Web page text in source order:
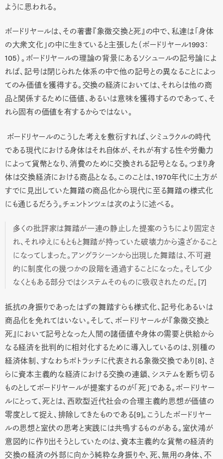
ように思われる。
ボードリヤールは、その著書『象徴交換と死』の中で、私達は「身体
の大衆文化」の中に生きていると主張した（ボードリヤール1993：
105）。ボードリヤールの理論の背景にあるソシュールの記号論によ
れば、記号は閉じられた体系の中で他の記号との異なることによっ
てのみ価値を獲得する。交換の経済においては、それらは他の商
品と関係するために価値、あるいは意味を獲得するのであって、そ
れら固有の価値を有するからではない。
ボードリヤールのこうした考えを敷衍すれば、シミュラクルの時代
である現代における身体はそれ自体が、それが有する性や労働力
によって貨幣となり、消費のために交換される記号となる。つまり身
体は交換経済における商品となる。このことは、1970年代に土方が
すでに見出していた舞踏の商品化から現代に至る舞踏の様式化
にも通じるだろう。チェントンツェは次のように述べる。
多くの批評家は舞踏が一連の静止した提案のうちにより固定さ
れ、それゆえにもともと舞踏が持っていた破壊力から遠ざかること
になってしまった。アングラシーンから出現した舞踏は、不可避
的に制度化の幾つかの段階を通過することになった。そして少
なくともある部分ではシステムそのものに吸収されたのだ。[7]
抵抗の身振りであったはずの舞踏すらも様式化、記号化あるいは
商品化を免れてはいない。そして、ボードリヤールが『象徴交換と
死』において記号となった人間の諸価値や身体の需要と供給から
なる経済を批判的に相対化するために導入しているのは、別種の
経済体制、すなわちポトラッチに代表される象徴交換であり[8]、さ
らに資本主義的な経済における交換の連鎖、システムを断ち切る
ものとしてボードリヤールが提案するのが「死」である。ボードリヤー
ルにとって、死とは、西欧型近代社会の合理主義的思想が価値の
零度として捉え、排除してきたものである[9]。こうしたボードリヤー
ルの思想と室伏の思考と実践には共鳴するものがある。室伏鴻が
意図的に作り出そうとしていたのは、資本主義的な貨幣の経済的
交換の経済の外部に向かう純粋な身振りや、死、無用の身体、不